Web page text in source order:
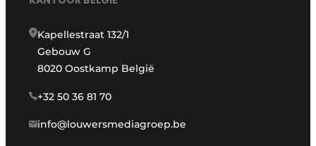
Kapellestraat 132/1
Gebouw G
8020 Oostkamp België
+32 50 36 81 70
info@louwersmediagroep.be